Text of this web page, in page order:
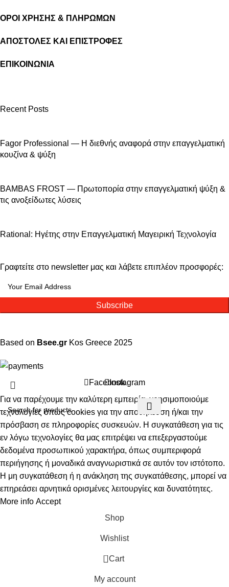
ΟΡΟΙ ΧΡΗΣΗΣ & ΠΛΗΡΩΜΩΝ
ΑΠΟΣΤΟΛΕΣ ΚΑΙ ΕΠΙΣΤΡΟΦΕΣ
ΕΠΙΚΟΙΝΩΝΙΑ
Recent Posts
Fagor Professional — Η διεθνής αναφορά στην επαγγελματική
κουζίνα & ψύξη
BAMBAS FROST — Πρωτοπορία στην επαγγελματική ψύξη &
τις ανοξείδωτες λύσεις
Rational: Ηγέτης στην Επαγγελματική Μαγειρική Τεχνολογία
Γραφτείτε στο newsletter μας και λάβετε επιπλέον προσφορές:
Subscribe
Based on Bsee.gr Kos Greece 2025
FacebookInstagram
Για να παρέχουμε την καλύτερη εμπειρία, χρησιμοποιούμε
τεχνολογίες όπως cookies για την αποθήκευση ή/και την
πρόσβαση σε πληροφορίες συσκευών. Η συγκατάθεση για τις
εν λόγω τεχνολογίες θα μας επιτρέψει να επεξεργαστούμε
δεδομένα προσωπικού χαρακτήρα, όπως συμπεριφορά
περιήγησης ή μοναδικά αναγνωριστικά σε αυτόν τον ιστότοπο.
Η μη συγκατάθεση ή η ανάκληση της συγκατάθεσης, μπορεί να
επηρεάσει αρνητικά ορισμένες λειτουργίες και δυνατότητες.
More info Accept
Shop
Wishlist
0 Cart
My account